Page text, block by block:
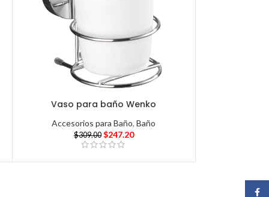
Vaso para baño Wenko
Accesorios para Baño,Baño
$309.00 $247.20